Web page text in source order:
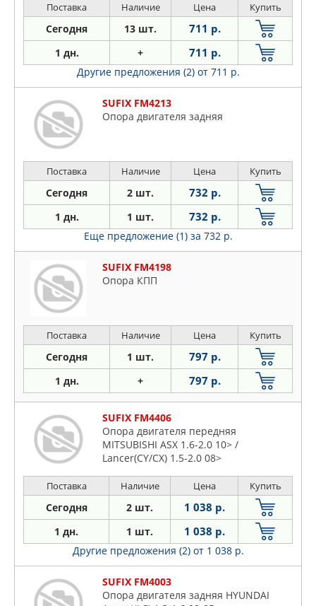
Поставка Наличие Цена Купить
Сегодня 13 шт. 711 р.
1 дн. + 711 р.
Другие предложения (2) от 711 р.
SUFIX FM4213
Опора двигателя задняя
Поставка Наличие Цена Купить
Сегодня 2 шт. 732 р.
1 дн. 1 шт. 732 р.
Еще предложение (1) за 732 р.
SUFIX FM4198
Опора КПП
Поставка Наличие Цена Купить
Сегодня 1 шт. 797 р.
1 дн. + 797 р.
SUFIX FM4406
Опора двигателя передняя
MITSUBISHI ASX 1.6-2.0 10> /
Lancer(CY/CX) 1.5-2.0 08>
Поставка Наличие Цена Купить
Сегодня 2 шт. 1 038 р.
1 дн. 1 шт. 1 038 р.
Другие предложения (2) от 1 038 р.
SUFIX FM4003
Опора двигателя задняя HYUNDAI